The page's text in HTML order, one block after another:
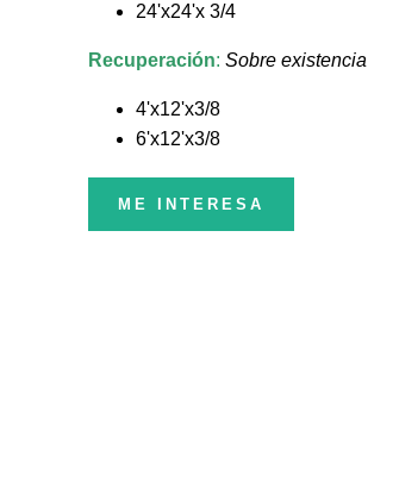
24'x24'x 3/4
Recuperación: Sobre existencia
4'x12'x3/8
6'x12'x3/8
ME INTERESA